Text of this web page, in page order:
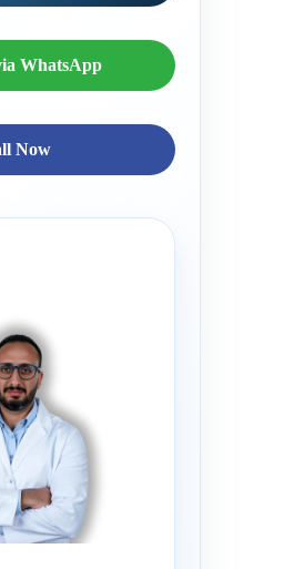
WhatsApp
Now